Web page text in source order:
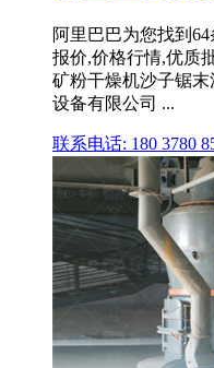
阿里巴巴为您找到
报价,价格行情,优质
矿粉干燥机沙子锯
设备有限公司 ...
联系电话: 180 3780